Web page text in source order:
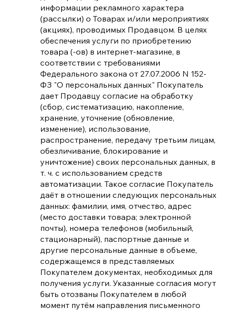
информации рекламного характера
(рассылки) о Товарах и/или мероприятиях
(акциях), проводимых Продавцом. В целях
обеспечения услуги по приобретению
товара (-ов) в интернет-магазине, в
соответствии с требованиями
Федерального закона от 27.07.2006 N 152-
ФЗ "О персональных данных" Покупатель
дает Продавцу согласие на обработку
(сбор, систематизацию, накопление,
хранение, уточнение (обновление,
изменение), использование,
распространение, передачу третьим лицам,
обезличивание, блокирование и
уничтожение) своих персональных данных, в
т. ч. с использованием средств
автоматизации. Такое согласие Покупатель
даёт в отношении следующих персональных
данных: фамилии, имя, отчество, адрес
(место доставки товара; электронной
почты), номера телефонов (мобильный,
стационарный), паспортные данные и
другие персональные данные в объеме,
содержащемся в представляемых
Покупателем документах, необходимых для
получения услуги. Указанные согласия могут
быть отозваны Покупателем в любой
момент путём направления письменного